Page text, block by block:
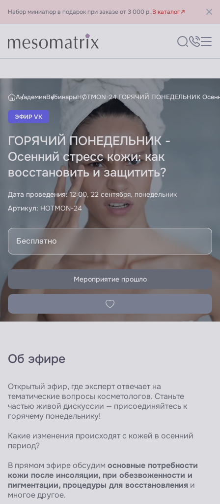
Набор миниатюр в подарок при заказе от 3 000 р. В каталог
ГОРЯЧИЙ ПОНЕДЕЛЬНИК -
АкадемияВебинарыHOTMON-24 ГОРЯЧИЙ ПОНЕДЕЛЬНИК
ЭФИР VK
ГОРЯЧИЙ ПОНЕДЕЛЬНИК -
Осенний стресс кожи: как
восстановить и защитить?
Дата проведения:12:00, 22 сентября, понедельник
Артикул: HOTMON-24
Бесплатно
Мероприятие прошло
Об эфире
Открытый эфир, где эксперт отвечает на
тематические вопросы косметологов. Станьте
частью живой дискуссии — присоединяйтесь к
горячему понедельнику!
Какие изменения происходят с кожей в осенний
период?
В прямом эфире обсудим основные потребности
кожи после инсоляции, при обезвоженности и
пигментации, процедуры для восстановления и
многое другое.